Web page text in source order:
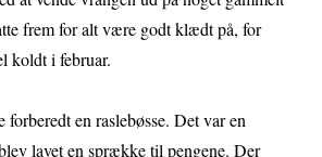
frem for alt være godt klædt på, for
koldt i februar.
forberedt en raslebøsse. Det var en
lavet en sprække til pengene. Der